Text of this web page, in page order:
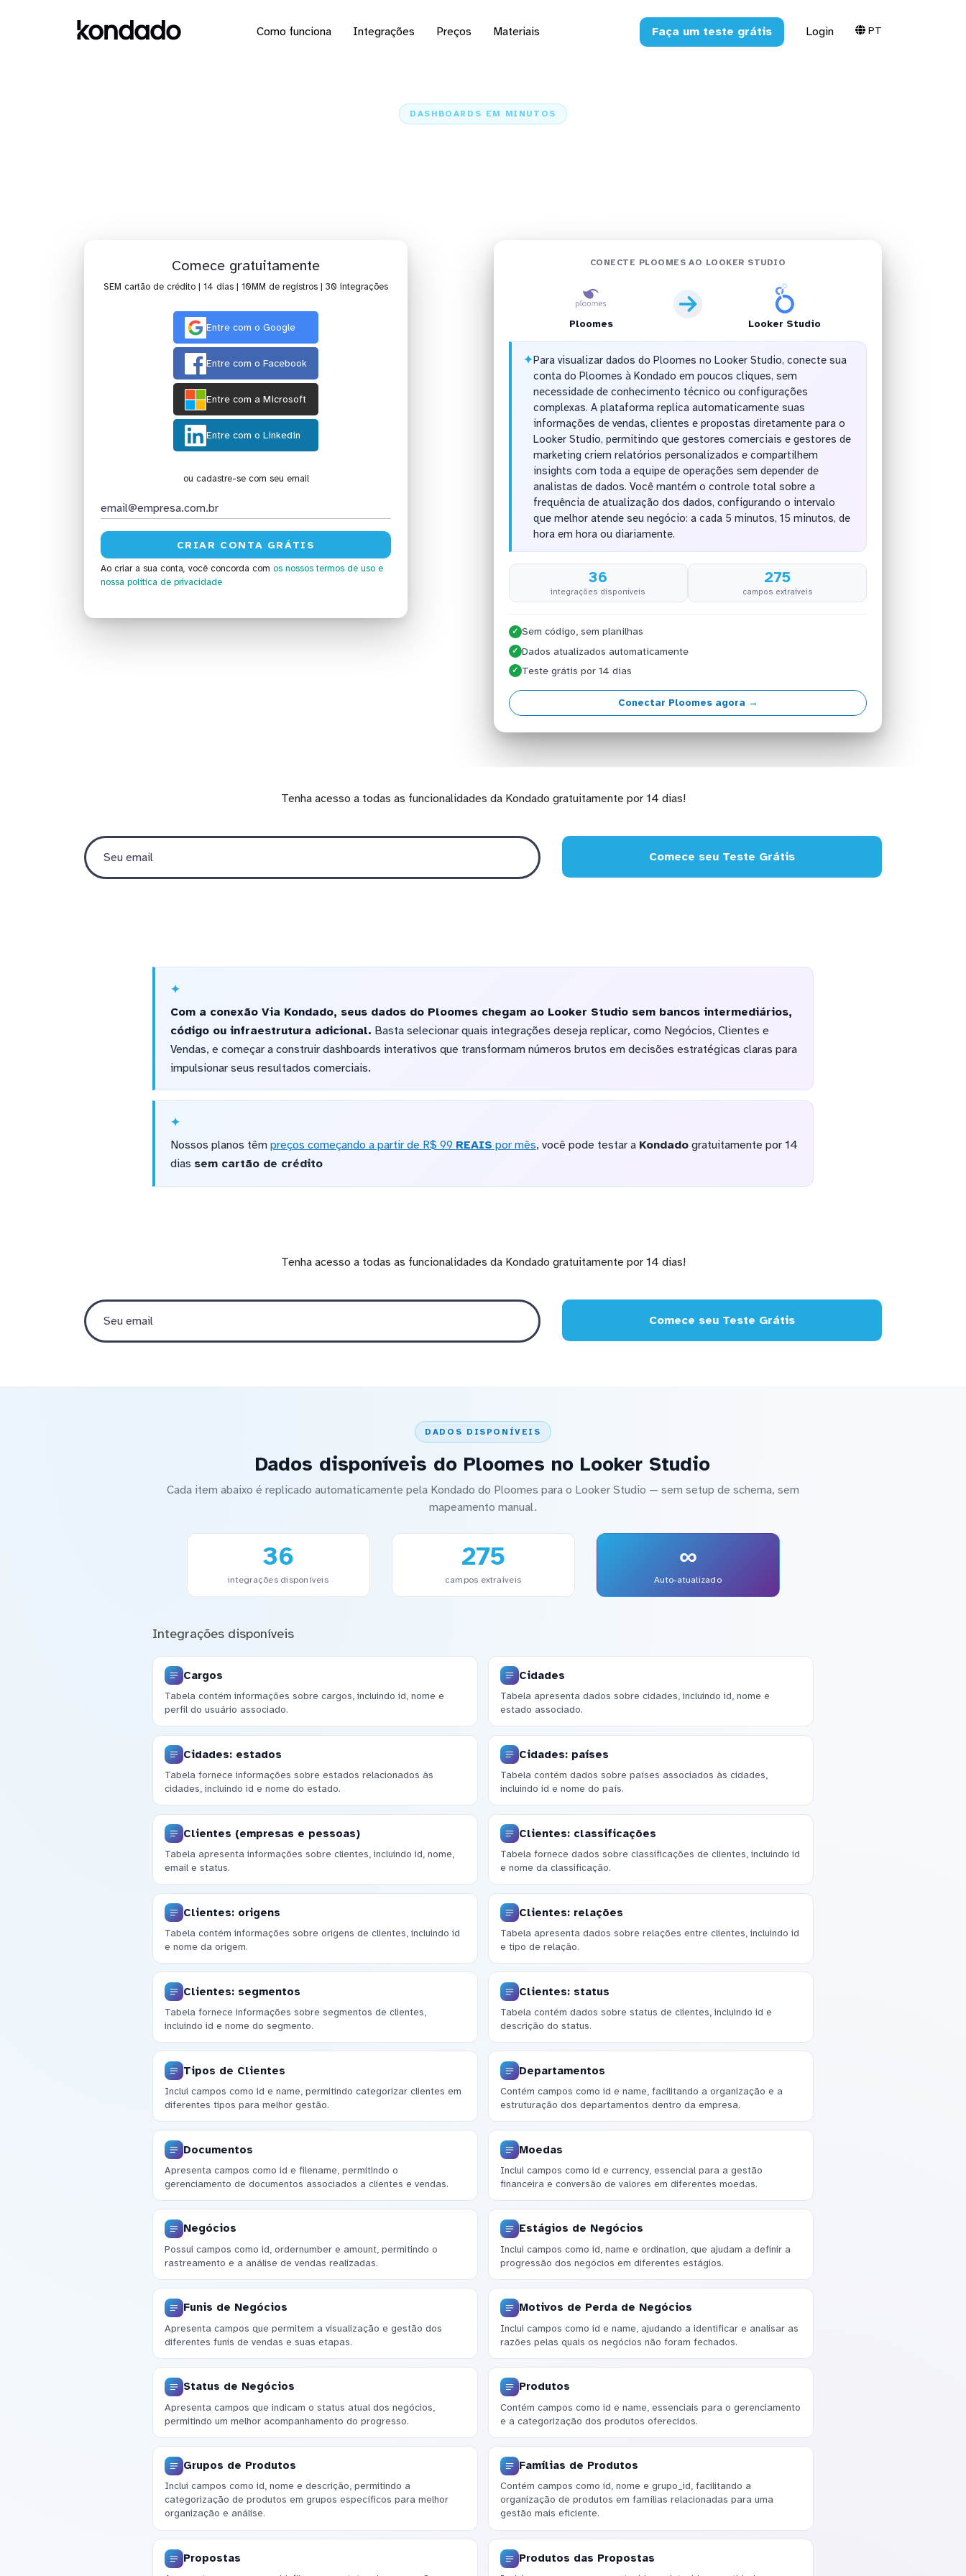
Como funciona Integrações Preços Materiais Faça um teste grátis Login PT
DASHBOARDS EM MINUTOS
Comece gratuitamente
SEM cartão de crédito | 14 dias | 10MM de registros | 30 integrações
Entre com o Google
Entre com o Facebook
Entre com a Microsoft
Entre com o Linkedin
ou cadastre-se com seu email
Ao criar a sua conta, você concorda com os nossos termos de uso e
nossa política de privacidade
CONECTE PLOOMES AO LOOKER STUDIO
Ploomes Looker Studio
✦Para visualizar dados do Ploomes no Looker Studio, conecte sua
conta do Ploomes à Kondado em poucos cliques, sem
necessidade de conhecimento técnico ou configurações
complexas. A plataforma replica automaticamente suas
informações de vendas, clientes e propostas diretamente para o
Looker Studio, permitindo que gestores comerciais e gestores de
marketing criem relatórios personalizados e compartilhem
insights com toda a equipe de operações sem depender de
analistas de dados. Você mantém o controle total sobre a
frequência de atualização dos dados, configurando o intervalo
que melhor atende seu negócio: a cada 5 minutos, 15 minutos, de
hora em hora ou diariamente.
36
integrações disponíveis
275
campos extraíveis
✓ Sem código, sem planilhas
✓ Dados atualizados automaticamente
✓ Teste grátis por 14 dias
Conectar Ploomes agora →
Tenha acesso a todas as funcionalidades da Kondado gratuitamente por 14 dias!
Comece seu Teste Grátis
Com a conexão Via Kondado, seus dados do Ploomes chegam ao Looker Studio sem bancos intermediários,
código ou infraestrutura adicional. Basta selecionar quais integrações deseja replicar, como Negócios, Clientes e
Vendas, e começar a construir dashboards interativos que transformam números brutos em decisões estratégicas claras para
impulsionar seus resultados comerciais.
Nossos planos têm preços começando a partir de R$ 99 REAIS por mês, você pode testar a Kondadogratuitamente por 14
dias sem cartão de crédito
Tenha acesso a todas as funcionalidades da Kondado gratuitamente por 14 dias!
Comece seu Teste Grátis
DADOS DISPONÍVEIS
Dados disponíveis do Ploomes no Looker Studio
Cada item abaixo é replicado automaticamente pela Kondado do Ploomes para o Looker Studio — sem setup de schema, sem
mapeamento manual.
36
integrações disponíveis
275
campos extraíveis
∞
Auto-atualizado
Integrações disponíveis
Cargos
Tabela contém informações sobre cargos, incluindo id, nome e
perfil do usuário associado.
Cidades
Tabela apresenta dados sobre cidades, incluindo id, nome e
estado associado.
Cidades: estados
Tabela fornece informações sobre estados relacionados às
cidades, incluindo id e nome do estado.
Cidades: países
Tabela contém dados sobre países associados às cidades,
incluindo id e nome do país.
Clientes (empresas e pessoas)
Tabela apresenta informações sobre clientes, incluindo id, nome,
email e status.
Clientes: classificações
Tabela fornece dados sobre classificações de clientes, incluindo id
e nome da classificação.
Clientes: origens
Tabela contém informações sobre origens de clientes, incluindo id
e nome da origem.
Clientes: relações
Tabela apresenta dados sobre relações entre clientes, incluindo id
e tipo de relação.
Clientes: segmentos
Tabela fornece informações sobre segmentos de clientes,
incluindo id e nome do segmento.
Clientes: status
Tabela contém dados sobre status de clientes, incluindo id e
descrição do status.
Tipos de Clientes
Inclui campos como id e name, permitindo categorizar clientes em
diferentes tipos para melhor gestão.
Departamentos
Contém campos como id e name, facilitando a organização e a
estruturação dos departamentos dentro da empresa.
Documentos
Apresenta campos como id e filename, permitindo o
gerenciamento de documentos associados a clientes e vendas.
Moedas
Inclui campos como id e currency, essencial para a gestão
financeira e conversão de valores em diferentes moedas.
Negócios
Possui campos como id, ordernumber e amount, permitindo o
rastreamento e a análise de vendas realizadas.
Estágios de Negócios
Inclui campos como id, name e ordination, que ajudam a definir a
progressão dos negócios em diferentes estágios.
Funis de Negócios
Apresenta campos que permitem a visualização e gestão dos
diferentes funis de vendas e suas etapas.
Motivos de Perda de Negócios
Inclui campos como id e name, ajudando a identificar e analisar as
razões pelas quais os negócios não foram fechados.
Status de Negócios
Apresenta campos que indicam o status atual dos negócios,
permitindo um melhor acompanhamento do progresso.
Produtos
Contém campos como id e name, essenciais para o gerenciamento
e a categorização dos produtos oferecidos.
Grupos de Produtos
Inclui campos como id, nome e descrição, permitindo a
categorização de produtos em grupos específicos para melhor
organização e análise.
Famílias de Produtos
Contém campos como id, nome e grupo_id, facilitando a
organização de produtos em famílias relacionadas para uma
gestão mais eficiente.
Propostas Produtos das Propostas